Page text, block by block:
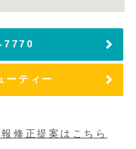
7770
ーティー
修正提案はこちら